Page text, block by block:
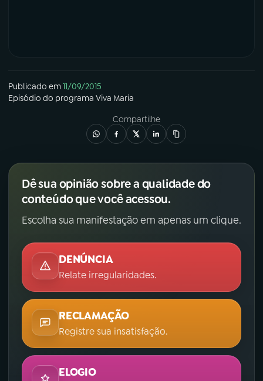
Publicado em11/09/2015
Episódio do programa Viva Maria
Compartilhe
Dê sua opinião sobre a qualidade do
conteúdo que você acessou.
Escolha sua manifestação em apenas um clique.
DENÚNCIA
Relate irregularidades.
RECLAMAÇÃO
Registre sua insatisfação.
ELOGIO